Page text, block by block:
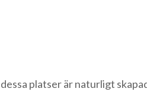
platser är naturligt